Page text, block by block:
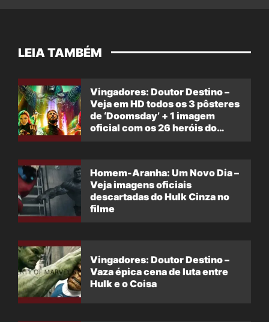
LEIA TAMBÉM
Vingadores: Doutor Destino –
Veja em HD todos os 3 pôsteres
de ‘Doomsday’ + 1 imagem
oficial com os 26 heróis do
Homem-Aranha: Um Novo Dia –
Veja imagens oficiais
descartadas do Hulk Cinza no
filme
Vingadores: Doutor Destino –
Vaza épica cena de luta entre
Hulk e o Coisa